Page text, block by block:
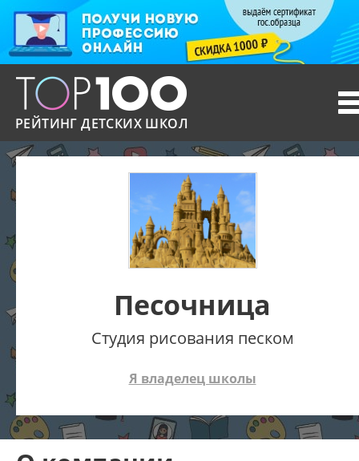
РЕЙТИНГ ДЕТСКИХ ШКОЛ
Песочница
Студия рисования песком
Я владелец школы